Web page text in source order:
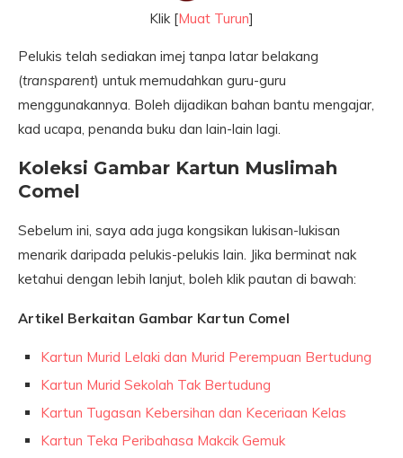
Klik [Muat Turun]
Pelukis telah sediakan imej tanpa latar belakang
(transparent) untuk memudahkan guru-guru
menggunakannya. Boleh dijadikan bahan bantu mengajar,
kad ucapa, penanda buku dan lain-lain lagi.
Koleksi Gambar Kartun Muslimah
Comel
Sebelum ini, saya ada juga kongsikan lukisan-lukisan
menarik daripada pelukis-pelukis lain. Jika berminat nak
ketahui dengan lebih lanjut, boleh klik pautan di bawah:
Artikel Berkaitan Gambar Kartun Comel
Kartun Murid Lelaki dan Murid Perempuan Bertudung
Kartun Murid Sekolah Tak Bertudung
Kartun Tugasan Kebersihan dan Keceriaan Kelas
Kartun Teka Peribahasa Makcik Gemuk